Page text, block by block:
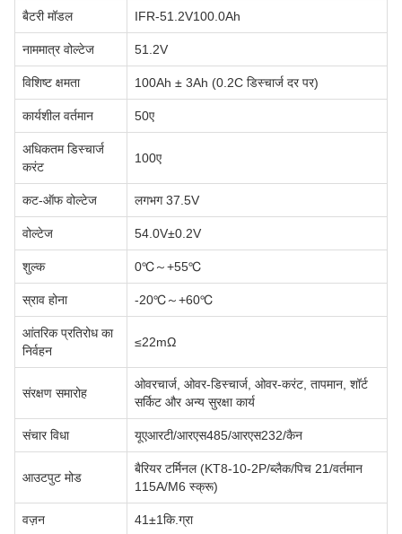
बैटरी मॉडल IFR-51.2V100.0Ah
नाममात्र वोल्टेज 51.2V
विशिष्ट क्षमता 100Ah ± 3Ah (0.2C डिस्चार्ज दर पर)
कार्यशील वर्तमान 50ए
अधिकतम डिस्चार्ज
करंट
100ए
कट-ऑफ वोल्टेज लगभग 37.5V
वोल्टेज 54.0V±0.2V
शुल्क 0℃～+55℃
स्राव होना -20℃～+60℃
आंतरिक प्रतिरोध का
निर्वहन
≤22mΩ
संरक्षण समारोह
ओवरचार्ज, ओवर-डिस्चार्ज, ओवर-करंट, तापमान, शॉर्ट
सर्किट और अन्य सुरक्षा कार्य
संचार विधा यूएआरटी/आरएस485/आरएस232/कैन
आउटपुट मोड
बैरियर टर्मिनल (KT8-10-2P/ब्लैक/पिच 21/वर्तमान
115A/M6 स्क्रू)
वज़न 41±1कि.ग्रा